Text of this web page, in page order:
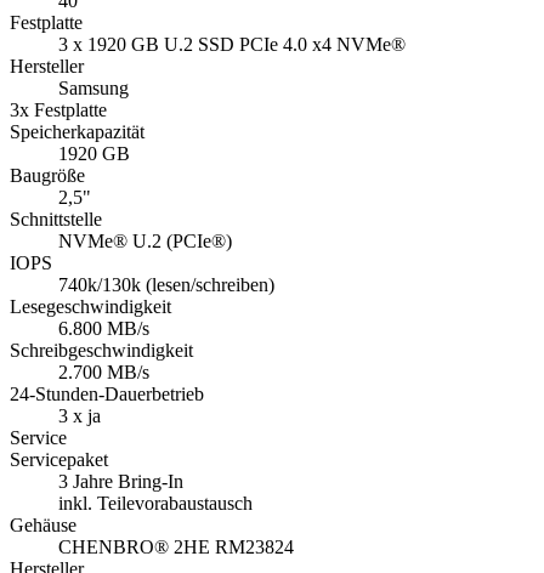
Festplatte
3 x 1920 GB U.2 SSD PCIe 4.0 x4 NVMe®
Hersteller
Samsung
3x Festplatte
Speicherkapazität
1920 GB
Baugröße
2,5"
Schnittstelle
NVMe® U.2 (PCIe®)
IOPS
740k/​130k (lesen/schreiben)
Lesegeschwindigkeit
6.800 MB/s
Schreibgeschwindigkeit
2.700 MB/s
24-Stunden-Dauerbetrieb
3 x ja
Service
Servicepaket
3 Jahre Bring-In
inkl. Teilevorabaustausch
Gehäuse
CHENBRO® 2HE RM23824
Hersteller